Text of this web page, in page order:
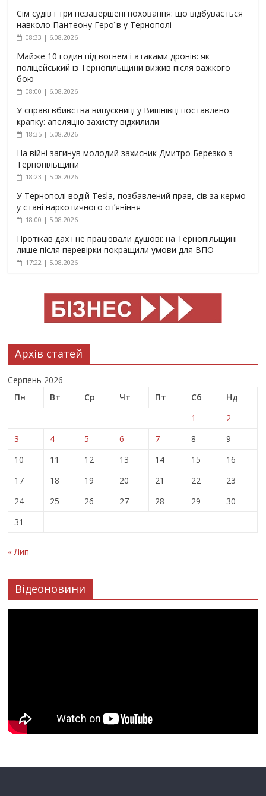
Сім судів і три незавершені поховання: що відбувається
навколо Пантеону Героїв у Тернополі
08:33 | 6.08.2026
Майже 10 годин під вогнем і атаками дронів: як
поліцейський із Тернопільщини вижив після важкого
бою
08:00 | 6.08.2026
У справі вбивства випускниці у Вишнівці поставлено
крапку: апеляцію захисту відхилили
18:35 | 5.08.2026
На війні загинув молодий захисник Дмитро Березко з
Тернопільщини
18:23 | 5.08.2026
У Тернополі водій Tesla, позбавлений прав, сів за кермо
у стані наркотичного сп’яніння
18:00 | 5.08.2026
Протікав дах і не працювали душові: на Тернопільщині
лише після перевірки покращили умови для ВПО
17:22 | 5.08.2026
Архів статей
Серпень 2026
Пн
Вт Ср Чт Пт Сб
Нд
1
2
3
4 5 6 7 8
9
10
11 12 13 14 15
16
17
18 19 20 21 22
23
24
25 26 27 28 29
30
31
« Лип
Відеоновини